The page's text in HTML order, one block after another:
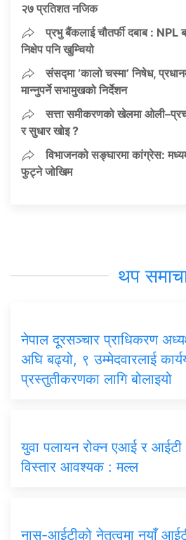
२७ प्रतिशत नजिक
प्रभु बैंकलाई चौतर्फी दबाब : NPL
निक्षेप पनि खुम्चियो
संसद्मा ‘कालो चस्मा’ निषेध,
मान्नुपर्ने सभामुखको निर्देशन
सत्ता समीकरणको खेलमा
र सुधार खोइ ?
विभाजनको सङ्घारमा कांग्रेस:
फुट्ने जोखिम
थप
नेपाल दूरसञ्चार प्राधिकरण
अघि बढ्यो, ९ उम्मेदवारलाई
प्रस्तुतीकरणका लागि बोलाइयो
युवा पलायन रोक्न एआई र आईटी
विस्तार आवश्यक : मल्ल
नास-आईटीको नेतृत्वमा नयाँ